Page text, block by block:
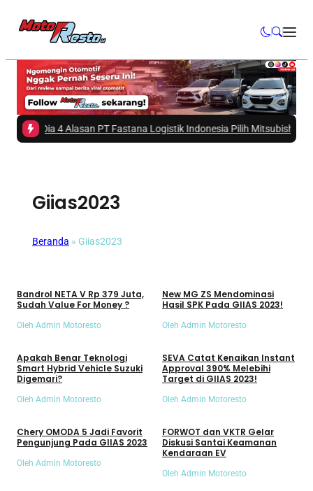
Ini Dia 4 Alasan PT Fastana Logistik Indonesia Pilih Mitsubishi Fuso
Giias2023
Beranda » Giias2023
Bandrol NETA V Rp 379 Juta,
Sudah Value For Money ?
Oleh Admin Motoresto
New MG ZS Mendominasi
Hasil SPK Pada GIIAS 2023!
Oleh Admin Motoresto
Apakah Benar Teknologi
Smart Hybrid Vehicle Suzuki
Digemari?
Oleh Admin Motoresto
SEVA Catat Kenaikan Instant
Approval 390% Melebihi
Target di GIIAS 2023!
Oleh Admin Motoresto
Chery OMODA 5 Jadi Favorit
Pengunjung Pada GIIAS 2023
Oleh Admin Motoresto
FORWOT dan VKTR Gelar
Diskusi Santai Keamanan
Kendaraan EV
Oleh Admin Motoresto